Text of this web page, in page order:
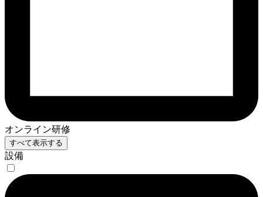
オンライン研修
すべて表示する
設備